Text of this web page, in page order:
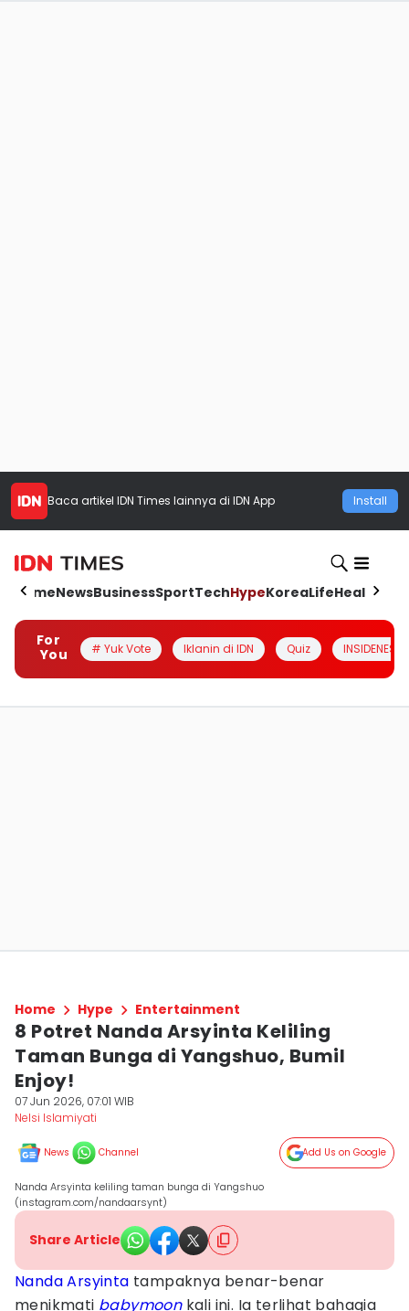
Baca artikel IDN Times lainnya di IDN App Install
HomeNewsBusinessSportTechHypeKoreaLifeHealth
For
You
# Yuk Vote Iklanin di IDN Quiz INSIDENESIA
Home Hype Entertainment
8 Potret Nanda Arsyinta Keliling
Taman Bunga di Yangshuo, Bumil
Enjoy!
07 Jun 2026, 07:01 WIB
Nelsi Islamiyati
News Channel Add Us on Google
Nanda Arsyinta keliling taman bunga di Yangshuo
(instagram.com/nandaarsynt)
Share Article
Nanda Arsyinta tampaknya benar-benar
menikmati babymoon kali ini. Ia terlihat bahagia